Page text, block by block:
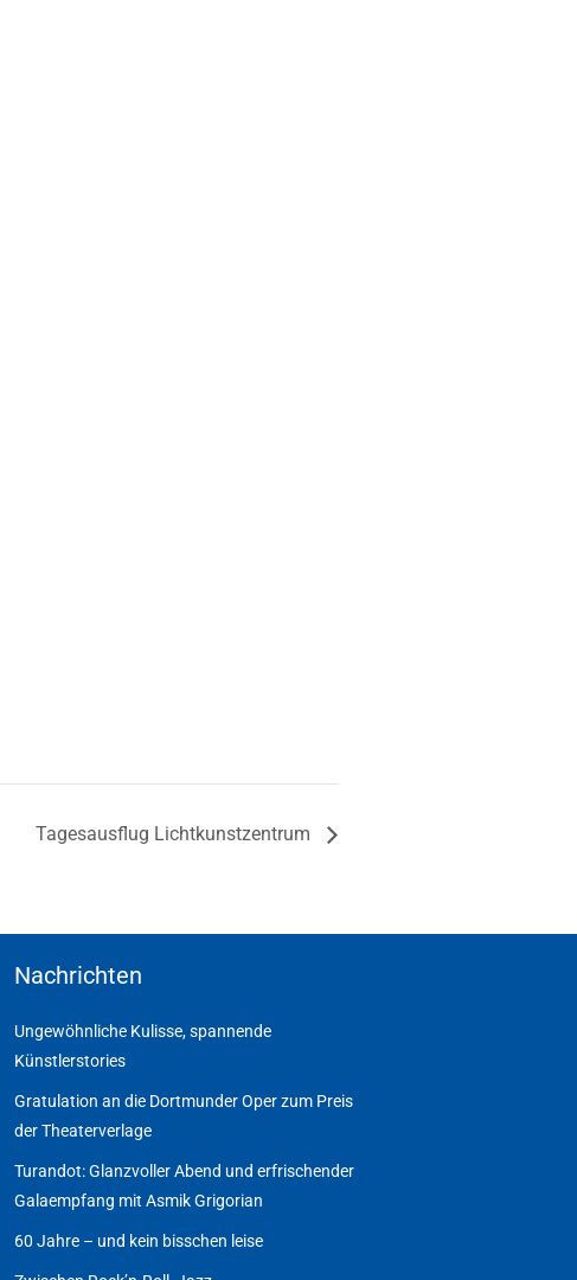
Tagesausflug Lichtkunstzentrum
Nachrichten
Ungewöhnliche Kulisse, spannende
Künstlerstories
Gratulation an die Dortmunder Oper zum Preis
der Theaterverlage
Turandot: Glanzvoller Abend und erfrischender
Galaempfang mit Asmik Grigorian
60 Jahre – und kein bisschen leise